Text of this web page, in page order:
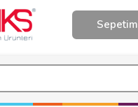
Sepetim